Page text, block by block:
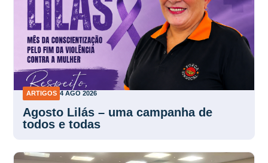
ARTIGOS 4 AGO 2026
Agosto Lilás – uma campanha de
todos e todas